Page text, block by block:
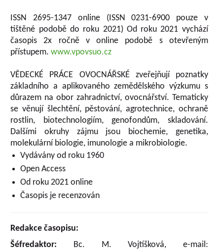
ISSN 2695-1347 online (ISSN 0231-6900 pouze v
tištěné podobě do roku 2021) Od roku 2021 vychází
časopis 2x ročně v online podobě s otevřeným
přístupem.www.vpovsuo.cz
VĚDECKÉ PRÁCE OVOCNÁŘSKÉ zveřejňují poznatky
základního a aplikovaného zemědělského výzkumu s
důrazem na obor zahradnictví, ovocnářství. Tematicky
se věnují šlechtění, pěstování, agrotechnice, ochraně
rostlin, biotechnologiím, genofondům, skladování.
Dalšími okruhy zájmu jsou biochemie, genetika,
molekulární biologie, imunologie a mikrobiologie.
Vydávány od roku 1960
Open Access
Od roku 2021 online
Časopis je recenzován
Redakce časopisu:
Šéfredaktor: Bc. M. Vojtíšková, e-mail: